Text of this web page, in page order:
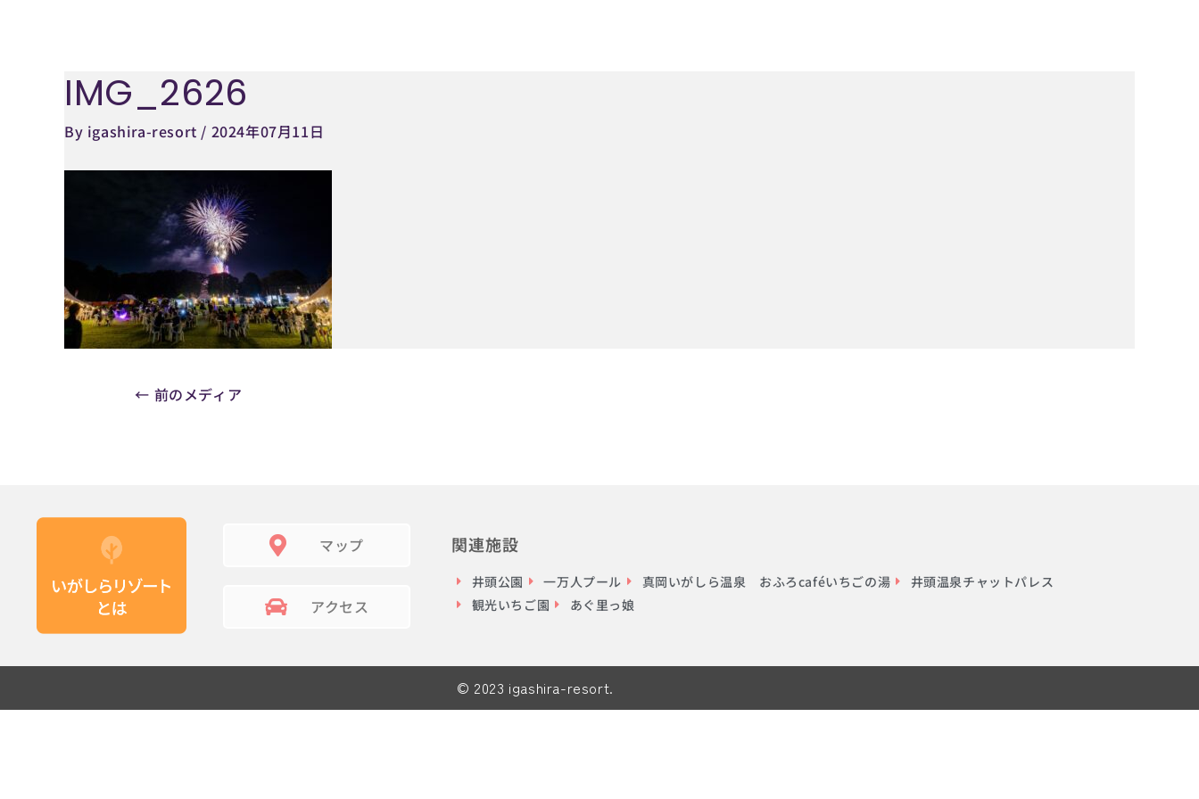
IMG_2626
By igashira-resort / 2024年07月11日
Post
navigation
← 前のメディア
マップ
アクセス
関連施設
井頭公園 一万人プール 真岡いがしら温泉 おふろcaféいちごの湯
井頭温泉チャットパレス
観光いちご園
あぐ里っ娘
© 2023 igashira-resort.